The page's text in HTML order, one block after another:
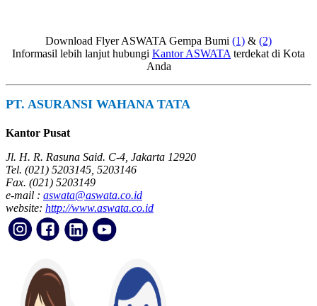
Download Flyer ASWATA Gempa Bumi (1) & (2)
Informasil lebih lanjut hubungi Kantor ASWATA terdekat di Kota
Anda
PT. ASURANSI WAHANA TATA
Kantor Pusat
Jl. H. R. Rasuna Said. C-4, Jakarta 12920
Tel. (021) 5203145, 5203146
Fax. (021) 5203149
e-mail : aswata@aswata.co.id
website: http://www.aswata.co.id